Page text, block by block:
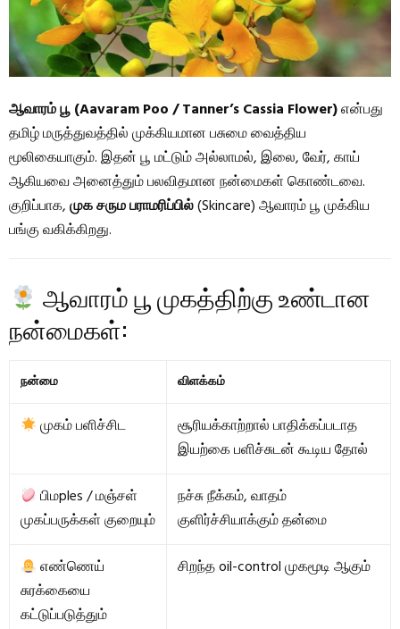
ஆவாரம் பூ (Aavaram Poo / Tanner’s Cassia Flower)என்பது
தமிழ் மருத்துவத்தில் முக்கியமான பசுமை வைத்திய
மூலிகையாகும். இதன் பூ மட்டும் அல்லாமல், இலை, வேர், காய்
ஆகியவை அனைத்தும் பலவிதமான நன்மைகள் கொண்டவை.
குறிப்பாக,முக சரும பராமரிப்பில்(Skincare) ஆவாரம் பூ முக்கிய
பங்கு வகிக்கிறது.
ஆவாரம் பூ முகத்திற்கு உண்டான
நன்மைகள்:
நன்மை விளக்கம்
முகம் பளிச்சிட
சூரியக்காற்றால் பாதிக்கப்படாத
இயற்கை பளிச்சுடன் கூடிய தோல்
பிமples / மஞ்சள்
முகப்பருக்கள் குறையும்
நச்சு நீக்கம், வாதம்
குளிர்ச்சியாக்கும் தன்மை
எண்ணெய்
சுரக்கையை
கட்டுப்படுத்தும்
சிறந்த oil-control முகமூடி ஆகும்